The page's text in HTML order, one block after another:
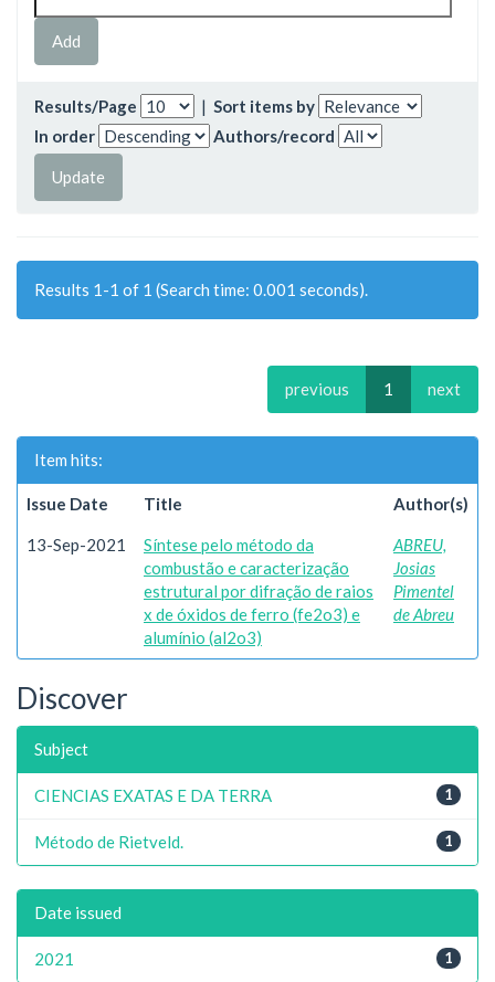
Results/Page | Sort items by
In order
Authors/record
Results 1-1 of 1 (Search time: 0.001 seconds).
previous 1 next
Item hits:
Issue Date Title Author(s)
13-Sep-2021
Síntese pelo método da
combustão e caracterização
estrutural por difração de raios
x de óxidos de ferro (fe2o3) e
alumínio (al2o3)
ABREU,
Josias
Pimentel
de Abreu
Discover
Subject
1
CIENCIAS EXATAS E DA TERRA
1
Método de Rietveld.
Date issued
1
2021